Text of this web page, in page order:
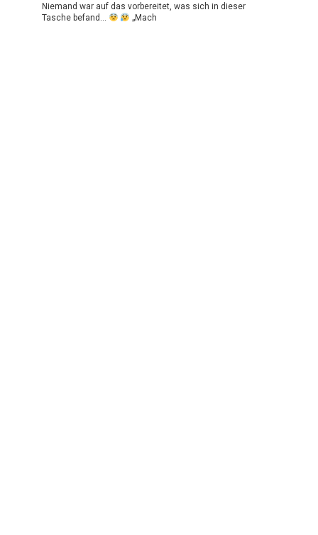
Niemand war auf das vorbereitet, was sich in dieser
Tasche befand…
„Mach